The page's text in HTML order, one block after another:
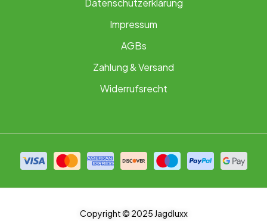
Datenschutzerklärung
Impressum
AGBs
Zahlung & Versand
Widerrufsrecht
Copyright © 2025 Jagdluxx